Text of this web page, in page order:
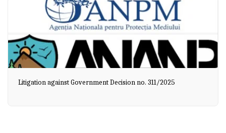
Litigation against Government Decision no. 311/2025